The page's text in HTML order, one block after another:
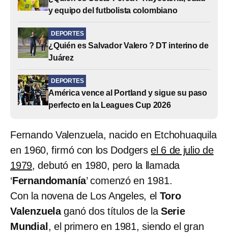
y equipo del futbolista colombiano
DEPORTES
¿Quién es Salvador Valero ? DT interino de
Juárez
DEPORTES
América vence al Portland y sigue su paso
perfecto en la Leagues Cup 2026
Fernando Valenzuela, nacido en Etchohuaquila
en 1960, firmó con los Dodgersel 6 de julio de
1979, debutó en 1980, pero la llamada
‘Fernandomanía’ comenzó en 1981.
Con la novena de Los Angeles, el Toro
Valenzuelaganó dos títulos de laSerie
Mundial , el primero en 1981, siendo el gran